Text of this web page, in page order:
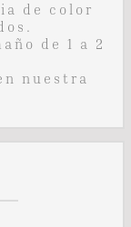
de color
de 1 a 2
nuestra